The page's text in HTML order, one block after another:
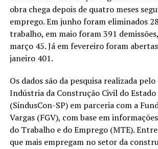
obra chega depois de quatro meses
emprego. Em junho foram eliminados
trabalho, em maio foram 391
março 45. Já em fevereiro foram
janeiro 401.
Os dados são da pesquisa realizada
Indústria da Construção Civil do Estado
(SindusCon-SP) em parceria com a
Vargas (FGV), com base em
do Trabalho e do Emprego (MTE).
que mais empregam no setor da